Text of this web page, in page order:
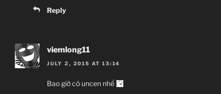
Reply
viemlong11
JULY 2, 2015 AT 13:14
Bao giờ có uncen nhể